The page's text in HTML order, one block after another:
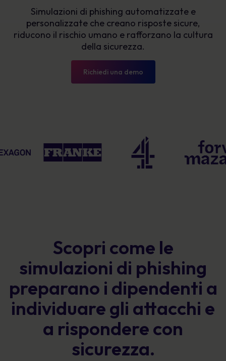
Simulazioni di phishing automatizzate e
personalizzate che creano risposte sicure,
riducono il rischio umano e rafforzano la cultura
della sicurezza.
Richiedi una demo
Scopri come le
simulazioni di phishing
preparano i dipendenti a
individuare gli attacchi e
a rispondere con
sicurezza.